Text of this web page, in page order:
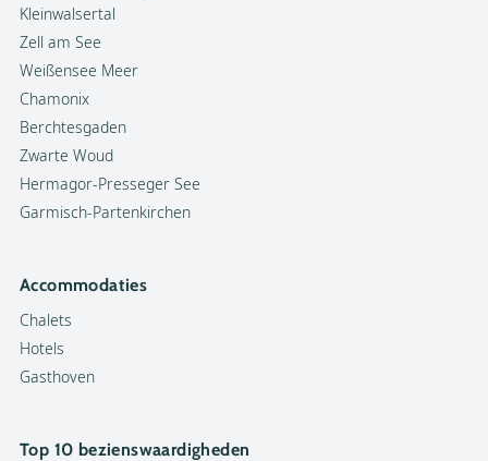
Kleinwalsertal
Zell am See
Weißensee Meer
Chamonix
Berchtesgaden
Zwarte Woud
Hermagor-Presseger See
Garmisch-Partenkirchen
Accommodaties
Chalets
Hotels
Gasthoven
Top 10 bezienswaardigheden